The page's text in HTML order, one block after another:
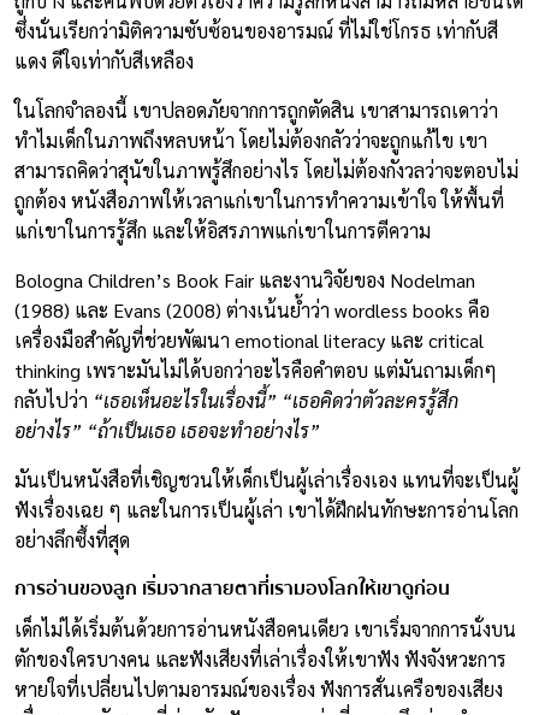
ซึ่งนั่นเรียกว่ามิติความซับซ้อนของอารมณ์ ที่ไม่ใช่โกรธ เท่ากับสี
แดง ดีใจเท่ากับสีเหลือง
ในโลกจำลองนี้ เขาปลอดภัยจากการถูกตัดสิน เขาสามารถเดาว่า
ทำไมเด็กในภาพถึงหลบหน้า โดยไม่ต้องกลัวว่าจะถูกแก้ไข เขา
สามารถคิดว่าสุนัขในภาพรู้สึกอย่างไร โดยไม่ต้องกังวลว่าจะตอบไม่
ถูกต้อง หนังสือภาพให้เวลาแก่เขาในการทำความเข้าใจ ให้พื้นที่
แก่เขาในการรู้สึก และให้อิสรภาพแก่เขาในการตีความ
Bologna Children’s Book Fair และงานวิจัยของ Nodelman
(1988) และ Evans (2008) ต่างเน้นย้ำว่า wordless books คือ
เครื่องมือสำคัญที่ช่วยพัฒนา emotional literacy และ critical
thinking เพราะมันไม่ได้บอกว่าอะไรคือคำตอบ แต่มันถามเด็กๆ
กลับไปว่า “เธอเห็นอะไรในเรื่องนี้” “เธอคิดว่าตัวละครรู้สึก
อย่างไร” “ถ้าเป็นเธอ เธอจะทำอย่างไร”
มันเป็นหนังสือที่เชิญชวนให้เด็กเป็นผู้เล่าเรื่องเอง แทนที่จะเป็นผู้
ฟังเรื่องเฉย ๆ และในการเป็นผู้เล่า เขาได้ฝึกฝนทักษะการอ่านโลก
อย่างลึกซึ้งที่สุด
การอ่านของลูก เริ่มจากสายตาที่เรามองโลกให้เขาดูก่อน
เด็กไม่ได้เริ่มต้นด้วยการอ่านหนังสือคนเดียว เขาเริ่มจากการนั่งบน
ตักของใครบางคน และฟังเสียงที่เล่าเรื่องให้เขาฟัง ฟังจังหวะการ
หายใจที่เปลี่ยนไปตามอารมณ์ของเรื่อง ฟังการสั่นเครือของเสียง